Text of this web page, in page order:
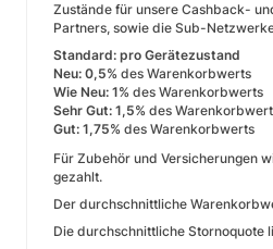
Zustände für unsere Cashback-
Partners, sowie die Sub-
Standard: pro Gerätezustand
Neu: 0,5% des Warenkorbwerts
Wie Neu: 1% des Warenkorbwerts
Sehr Gut: 1,5% des
Gut: 1,75% des Warenkorbwerts
Für Zubehör und Versicherungen
gezahlt.
Der durchschnittliche
Die durchschnittliche Stornoquote